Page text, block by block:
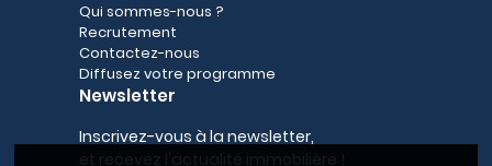
Qui sommes-nous ?
Recrutement
Contactez-nous
Diffusez votre programme
Newsletter
Inscrivez-vous à la newsletter,